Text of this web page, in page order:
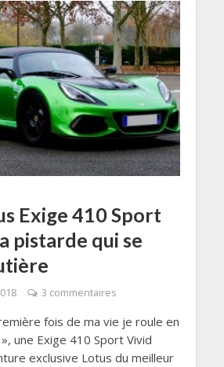
Exige 410 Sport
pistarde qui se
3 commentaires
fois de ma vie je roule en
une Exige 410 Sport Vivid
exclusive Lotus du meilleur